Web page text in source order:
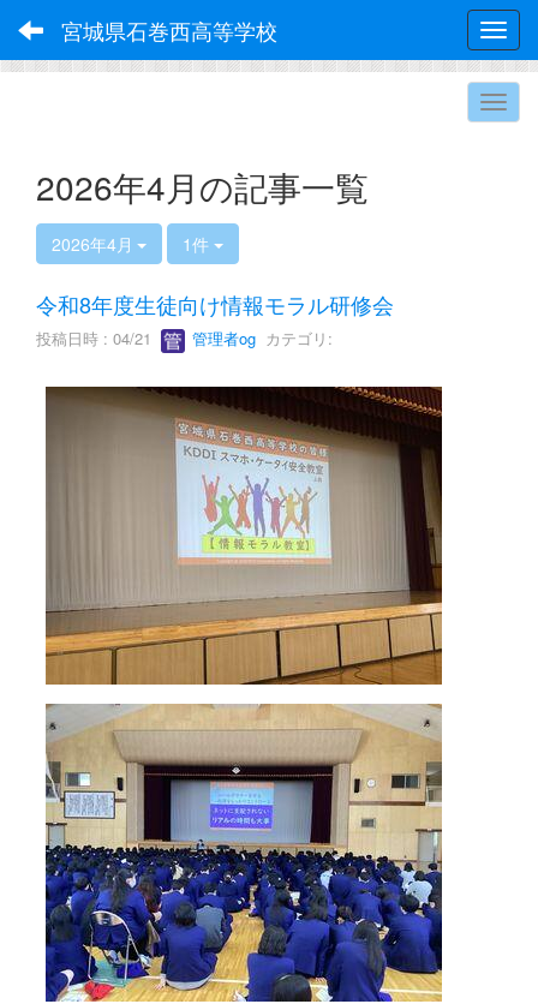
宮城県石巻西高等学校
2026年4月の記事一覧
2026年4月 1件
令和8年度生徒向け情報モラル研修会
投稿日時 : 04/21 管理者og カテゴリ: